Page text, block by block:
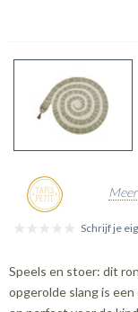
Meer
Schrijf je
Speels en stoer: dit
opgerolde slang is